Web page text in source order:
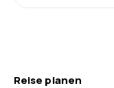
Reise planen